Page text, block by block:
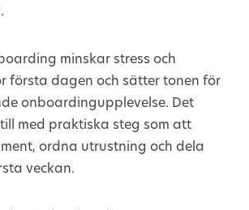
minskar stress och
första dagen och sätter tonen för
onboardingupplevelse. Det
med praktiska steg som att
ordna utrustning och dela
veckan.